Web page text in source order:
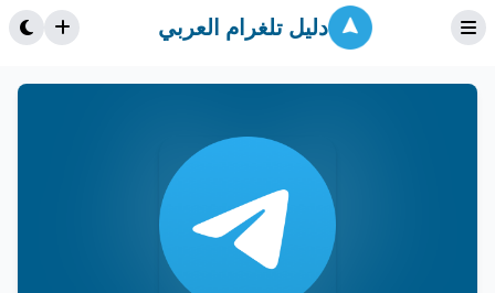
دليل تلغرام العربي